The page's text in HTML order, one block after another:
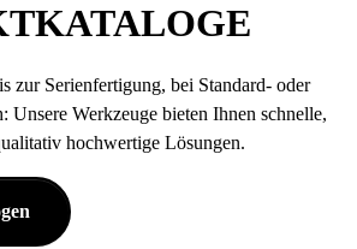
zur Serienfertigung, bei Standard- oder
Unsere Werkzeuge bieten Ihnen schnelle,
hochwertige Lösungen.